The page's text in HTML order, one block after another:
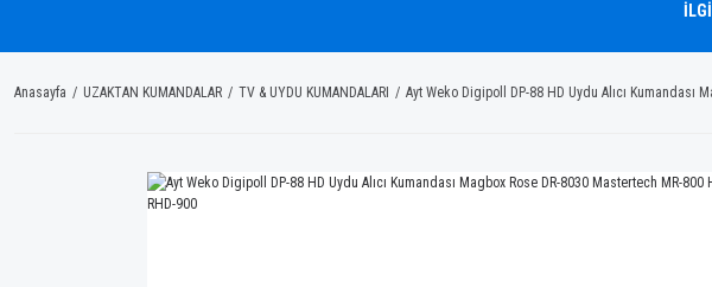
Anasayfa UZAKTAN KUMANDALAR TV & UYDU KUMANDALARI Ayt Weko Digipoll DP-88 HD Uydu Alıcı Kumandası